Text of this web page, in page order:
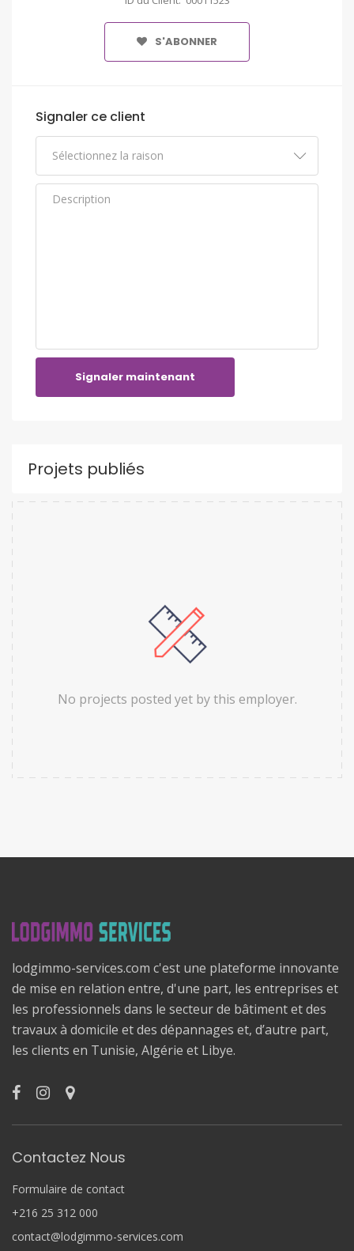
S'ABONNER
Signaler ce client
Signaler maintenant
Projets publiés
No projects posted yet by this employer.
lodgimmo-services.com c'est une plateforme innovante
de mise en relation entre, d'une part, les entreprises et
les professionnels dans le secteur de bâtiment et des
travaux à domicile et des dépannages et, d’autre part,
les clients en Tunisie, Algérie et Libye.
Contactez Nous
Formulaire de contact
+216 25 312 000
contact@lodgimmo-services.com